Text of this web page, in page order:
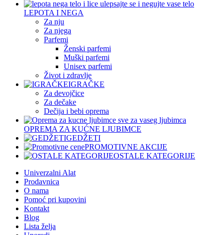
LEPOTA I NEGA
Za nju
Za njega
Parfemi
Ženski parfemi
Muški parfemi
Unisex parfemi
Život i zdravlje
IGRAČKE
Za devojčice
Za dečake
Dečija i bebi oprema
OPREMA ZA KUĆNE LJUBIMCE
GEDŽETI
PROMOTIVNE AKCIJE
OSTALE KATEGORIJE
Univerzalni Alat
Prodavnica
O nama
Pomoć pri kupovini
Kontakt
Blog
Lista želja